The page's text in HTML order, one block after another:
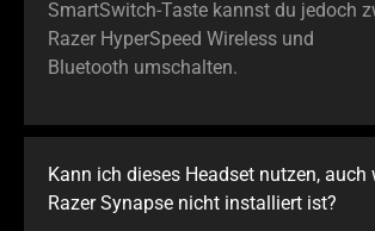
SmartSwitch-Taste kannst du jedoch
Razer HyperSpeed Wireless und
Bluetooth umschalten.
Kann ich dieses Headset nutzen, auch
Razer Synapse nicht installiert ist?